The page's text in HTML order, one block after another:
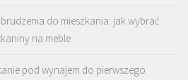
do mieszkania: jak wybrać
na meble
pod wynajem do pierwszego